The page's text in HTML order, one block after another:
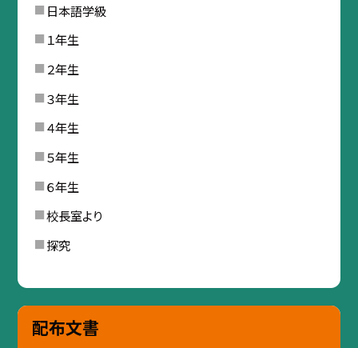
日本語学級
１年生
２年生
３年生
４年生
５年生
６年生
校長室より
探究
配布文書